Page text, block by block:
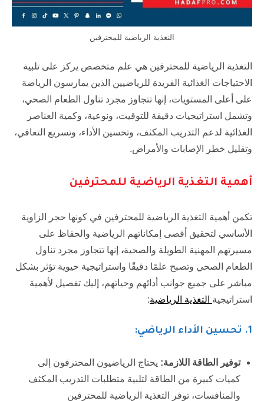
التغذية الرياضية للمحترفين
التغذية الرياضية للمحترفين هي علم متخصص يركز على تلبية
الاحتياجات الغذائية الفريدة للرياضيين الذين يمارسون الرياضة
على أعلى المستويات، إنها تتجاوز مجرد تناول الطعام الصحي،
وتشمل استراتيجيات دقيقة للتوقيت، ونوعية، وكمية العناصر
الغذائية لدعم التدريب المكثف، وتحسين الأداء، وتسريع التعافي،
وتقليل خطر الإصابات والأمراض.
أهمية التغذية الرياضية للمحترفين
تكمن أهمية التغذية الرياضية للمحترفين في كونها حجر الزاوية
الأساسي لتحقيق أقصى إمكاناتهم الرياضية والحفاظ على
مسيرتهم المهنية الطويلة والصحية، إنها تتجاوز مجرد تناول
الطعام الصحي وتصبح علمًا دقيقًا واستراتيجية حيوية تؤثر بشكل
مباشر على جميع جوانب أدائهم وحياتهم، إليك تفصيل لأهمية
استراتيجية التغذية الرياضية:
1. تحسين الأداء الرياضي:
توفير الطاقة اللازمة: يحتاج الرياضيون المحترفون إلى
كميات كبيرة من الطاقة لتلبية متطلبات التدريب المكثف
والمنافسات، توفر التغذية الرياضية للمحترفين